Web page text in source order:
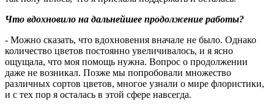
Что вдохновило на дальнейшее продолжение работы?
- Можно сказать, что вдохновения вначале не было. Однако
количество цветов постоянно увеличивалось, и я ясно
ощущала, что моя помощь нужна. Вопрос о продолжении
даже не возникал. Позже мы попробовали множество
различных сортов цветов, многое узнали о мире флористики,
и с тех пор я осталась в этой сфере навсегда.